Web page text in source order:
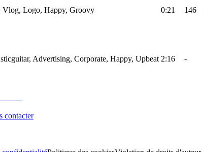
Vlog, Logo, Happy, Groovy 0:21 146
Advertising, Corporate, Happy, Upbeat 2:16 -
contacter